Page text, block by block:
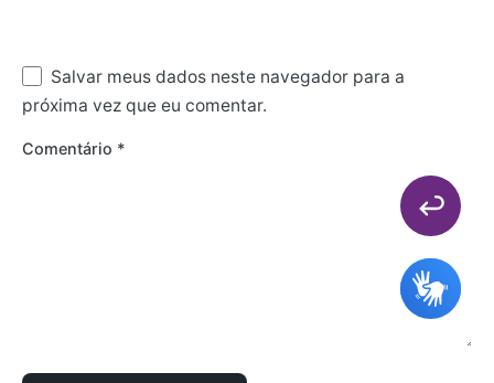
Salvar meus dados neste navegador para a
próxima vez que eu comentar.
Comentário *